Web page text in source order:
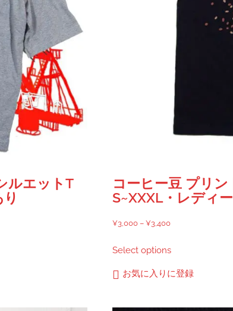
ルエットT
コーヒー豆 プリ
S~XXXL・レディ
¥3,000 –¥3,400価
帯:
–
Select optionsの
商
お気に入りに登録